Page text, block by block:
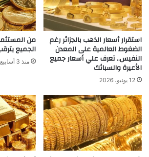
استقرار أسعار الذهب بالجزائر رغم
الضغوط العالمية على المعدن
النفيس.. تعرف علي أسعار جميع
الأعيرة والسبائك
12 يونيو، 2026
من
الجميع
منذ 3 أسابيع